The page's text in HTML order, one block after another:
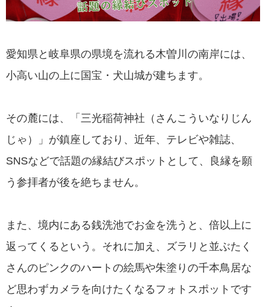
愛知県と岐阜県の県境を流れる木曽川の南岸には、
小高い山の上に国宝・犬山城が建ちます。
その麓には、「三光稲荷神社（さんこういなりじん
じゃ）」が鎮座しており、近年、テレビや雑誌、
SNSなどで話題の縁結びスポットとして、良縁を願
う参拝者が後を絶ちません。
また、境内にある銭洗池でお金を洗うと、倍以上に
返ってくるという。それに加え、ズラリと並ぶたく
さんのピンクのハートの絵馬や朱塗りの千本鳥居な
ど思わずカメラを向けたくなるフォトスポットです